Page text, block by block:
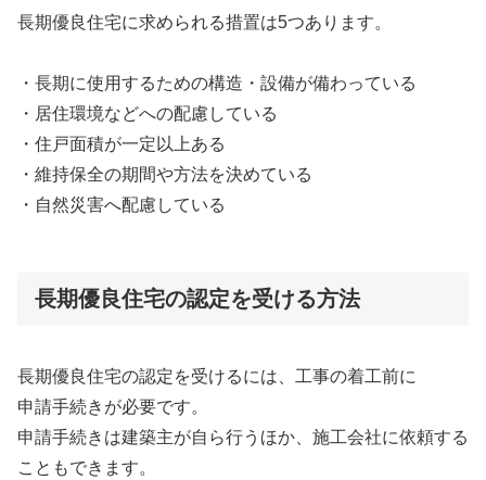
長期優良住宅に求められる措置は5つあります。
・長期に使用するための構造・設備が備わっている
・居住環境などへの配慮している
・住戸面積が一定以上ある
・維持保全の期間や方法を決めている
・自然災害へ配慮している
長期優良住宅の認定を受ける方法
長期優良住宅の認定を受けるには、工事の着工前に
申請手続きが必要です。
申請手続きは建築主が自ら行うほか、施工会社に依頼する
こともできます。